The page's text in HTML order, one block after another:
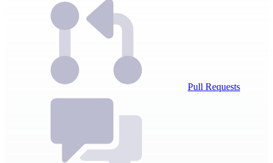
Pull Requests